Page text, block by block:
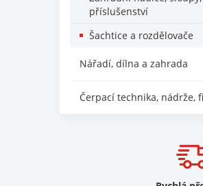
příslušenství
Šachtice a rozdělovače
Nářadí, dílna a zahrada
Čerpací technika, nádrže,